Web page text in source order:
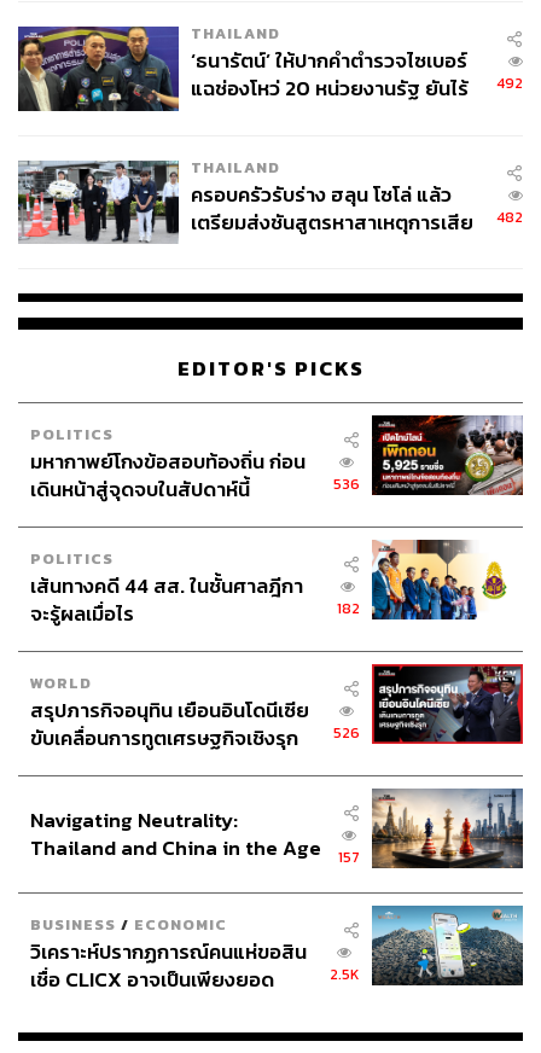
TAGS: Netflix Streaming
ABOUT THE AUTHOR
ชมพู บุญยิ่งยง
นักศึกษาฝึกงาน THE STANDARD WEALTH
จ่ายหนี้-แอบระบุแบรนด์
THAILAND
‘ธนารัตน์’ ให้ปากคำตำรวจไซเบอร์
แฉช่องโหว่ 20 หน่วยงานรัฐ ยันไร้
492
THAILAND
ครอบครัวรับร่าง ฮลุน โซโล่ แล้ว
เตรียมส่งชันสูตรหาสาเหตุการเสีย
482
EDITOR'S PICKS
POLITICS
มหากาพย์โกงข้อสอบท้องถิ่น ก่อน
เดินหน้าสู่จุดจบในสัปดาห์นี้
536
POLITICS
เส้นทางคดี 44 สส. ในชั้นศาลฎีกา
จะรู้ผลเมื่อไร
182
WORLD
สรุปภารกิจอนุทิน เยือนอินโดนีเซีย
ขับเคลื่อนการทูตเศรษฐกิจเชิงรุก
526
Navigating Neutrality:
Thailand and China in the Age
157
BUSINESS / ECONOMIC
วิเคราะห์ปรากฏการณ์คนแห่ขอสิน
เชื่อ CLICX อาจเป็นเพียงยอด
เรือนไทยที่ถูกซุกไว้
2.5K